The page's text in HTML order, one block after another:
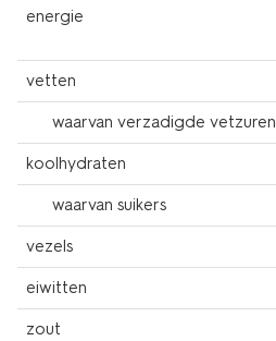
energie
vetten
waarvan verzadigde vetzuren
koolhydraten
waarvan suikers
vezels
eiwitten
zout